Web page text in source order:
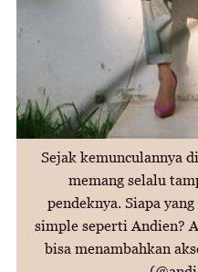
Sejak kemunculannya
memang selalu
pendeknya. Siapa
simple seperti Andien?
bisa menambahkan